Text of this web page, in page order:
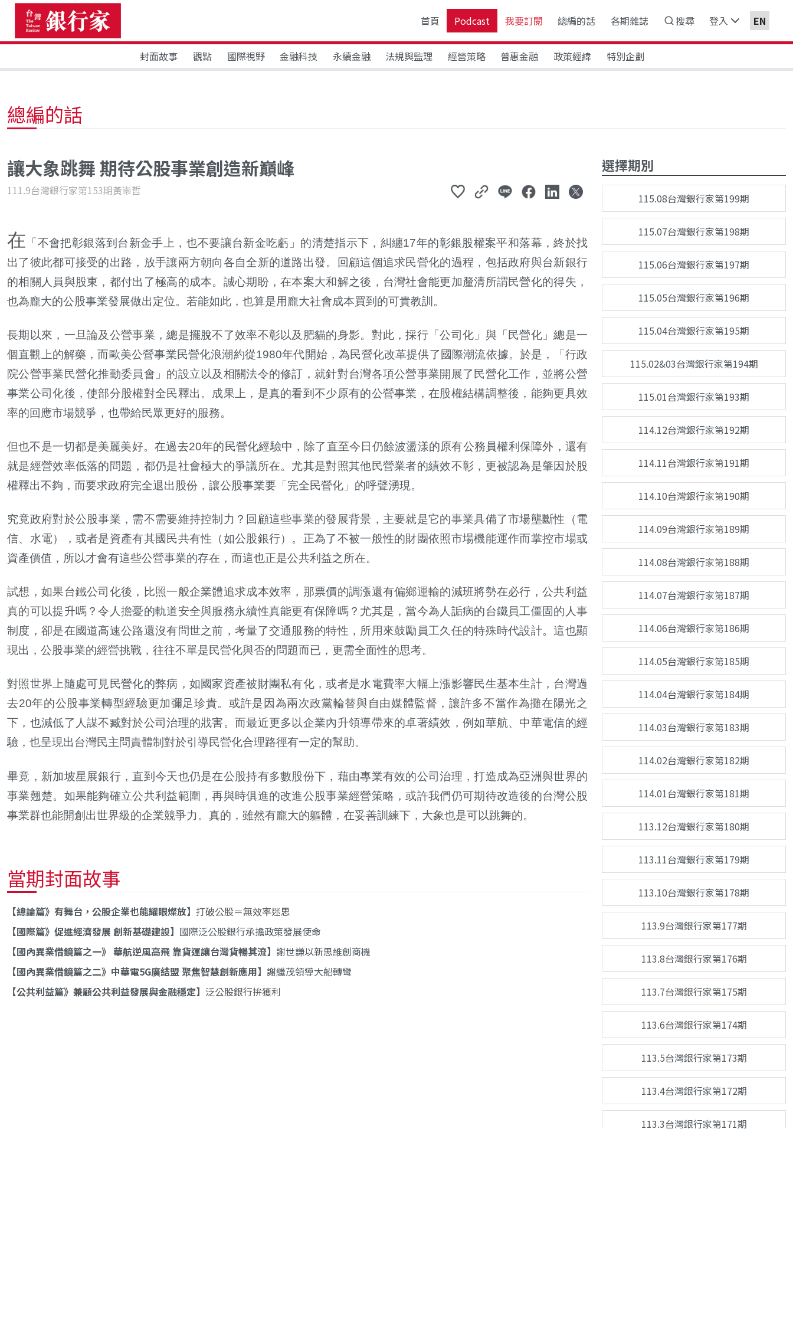
首頁 Podcast 我要訂閱 總編的話 各期雜誌 搜尋 登入 EN
封面故事 觀點 國際視野 金融科技 永續金融 法規與監理 經營策略 普惠金融 政策經緯 特別企劃
總編的話
讓大象跳舞 期待公股事業創造新巔峰
111.9台灣銀行家第153期黃崇哲
在 「不會把彰銀落到台新金手上，也不要讓台新金吃虧」的清楚指示下，糾纏17年的彰銀股權案平和落幕，終於找
出了彼此都可接受的出路，放手讓兩方朝向各自全新的道路出發。回顧這個追求民營化的過程，包括政府與台新銀行
的相關人員與股東，都付出了極高的成本。誠心期盼，在本案大和解之後，台灣社會能更加釐清所謂民營化的得失，
也為龐大的公股事業發展做出定位。若能如此，也算是用龐大社會成本買到的可貴教訓。
長期以來，一旦論及公營事業，總是擺脫不了效率不彰以及肥貓的身影。對此，採行「公司化」與「民營化」總是一
個直觀上的解藥，而歐美公營事業民營化浪潮約從1980年代開始，為民營化改革提供了國際潮流依據。於是，「行政
院公營事業民營化推動委員會」的設立以及相關法令的修訂，就針對台灣各項公營事業開展了民營化工作，並將公營
事業公司化後，使部分股權對全民釋出。成果上，是真的看到不少原有的公營事業，在股權結構調整後，能夠更具效
率的回應市場競爭，也帶給民眾更好的服務。
但也不是一切都是美麗美好。在過去20年的民營化經驗中，除了直至今日仍餘波盪漾的原有公務員權利保障外，還有
就是經營效率低落的問題，都仍是社會極大的爭議所在。尤其是對照其他民營業者的績效不彰，更被認為是肇因於股
權釋出不夠，而要求政府完全退出股份，讓公股事業要「完全民營化」的呼聲湧現。
究竟政府對於公股事業，需不需要維持控制力？回顧這些事業的發展背景，主要就是它的事業具備了市場壟斷性（電
信、水電），或者是資產有其國民共有性（如公股銀行）。正為了不被一般性的財團依照市場機能運作而掌控市場或
資產價值，所以才會有這些公營事業的存在，而這也正是公共利益之所在。
試想，如果台鐵公司化後，比照一般企業體追求成本效率，那票價的調漲還有偏鄉運輸的減班將勢在必行，公共利益
真的可以提升嗎？令人擔憂的軌道安全與服務永續性真能更有保障嗎？尤其是，當今為人詬病的台鐵員工僵固的人事
制度，卻是在國道高速公路還沒有問世之前，考量了交通服務的特性，所用來鼓勵員工久任的特殊時代設計。這也顯
現出，公股事業的經營挑戰，往往不單是民營化與否的問題而已，更需全面性的思考。
對照世界上隨處可見民營化的弊病，如國家資產被財團私有化，或者是水電費率大幅上漲影響民生基本生計，台灣過
去20年的公股事業轉型經驗更加彌足珍貴。或許是因為兩次政黨輪替與自由媒體監督，讓許多不當作為攤在陽光之
下，也減低了人謀不臧對於公司治理的戕害。而最近更多以企業內升領導帶來的卓著績效，例如華航、中華電信的經
驗，也呈現出台灣民主問責體制對於引導民營化合理路徑有一定的幫助。
畢竟，新加坡星展銀行，直到今天也仍是在公股持有多數股份下，藉由專業有效的公司治理，打造成為亞洲與世界的
事業翹楚。如果能夠確立公共利益範圍，再與時俱進的改進公股事業經營策略，或許我們仍可期待改造後的台灣公股
事業群也能開創出世界級的企業競爭力。真的，雖然有龐大的軀體，在妥善訓練下，大象也是可以跳舞的。
當期封面故事
總論篇》有舞台，公股企業也能耀眼燦放
打破公股＝無效率迷思
國際篇》促進經濟發展 創新基礎建設
國際泛公股銀行承擔政策發展使命
國內異業借鏡篇之一》 華航逆風高飛 靠貨運讓台灣貨暢其流
謝世謙以新思維創商機
國內異業借鏡篇之二》中華電5G廣結盟 聚焦智慧創新應用
謝繼茂領導大船轉彎
公共利益篇》兼顧公共利益發展與金融穩定
泛公股銀行拚獲利
選擇期別
115.08台灣銀行家第199期
115.07台灣銀行家第198期
115.06台灣銀行家第197期
115.05台灣銀行家第196期
115.04台灣銀行家第195期
115.02&03台灣銀行家第194期
115.01台灣銀行家第193期
114.12台灣銀行家第192期
114.11台灣銀行家第191期
114.10台灣銀行家第190期
114.09台灣銀行家第189期
114.08台灣銀行家第188期
114.07台灣銀行家第187期
114.06台灣銀行家第186期
114.05台灣銀行家第185期
114.04台灣銀行家第184期
114.03台灣銀行家第183期
114.02台灣銀行家第182期
114.01台灣銀行家第181期
113.12台灣銀行家第180期
113.11台灣銀行家第179期
113.10台灣銀行家第178期
113.9台灣銀行家第177期
113.8台灣銀行家第176期
113.7台灣銀行家第175期
113.6台灣銀行家第174期
113.5台灣銀行家第173期
113.4台灣銀行家第172期
113.3台灣銀行家第171期